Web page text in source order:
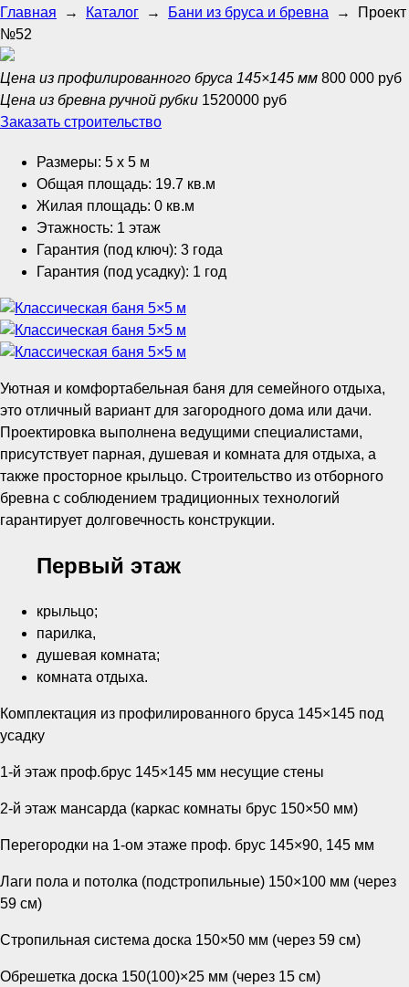
Главная → Каталог → Бани из бруса и бревна →
Проект
№52
Цена из профилированного бруса 145×145 мм 800 000 руб
Цена из бревна ручной рубки 1520000 руб
Заказать строительство
Размеры: 5 x 5 м
Общая площадь: 19.7 кв.м
Жилая площадь: 0 кв.м
Этажность: 1 этаж
Гарантия (под ключ): 3 года
Гарантия (под усадку): 1 год
Уютная и комфортабельная баня для семейного отдыха,
это отличный вариант для загородного дома или дачи.
Проектировка выполнена ведущими специалистами,
присутствует парная, душевая и комната для отдыха, а
также просторное крыльцо. Строительство из отборного
бревна с соблюдением традиционных технологий
гарантирует долговечность конструкции.
Первый этаж
крыльцо;
парилка,
душевая комната;
комната отдыха.
Комплектация из профилированного бруса 145×145 под
усадку
1-й этаж проф.брус 145×145 мм несущие стены
2-й этаж мансарда (каркас комнаты брус 150×50 мм)
Перегородки на 1-ом этаже проф. брус 145×90, 145 мм
Лаги пола и потолка (подстропильные) 150×100 мм (через
59 см)
Стропильная система доска 150×50 мм (через 59 см)
Обрешетка доска 150(100)×25 мм (через 15 см)